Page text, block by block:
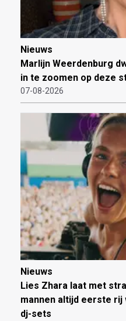
Nieuws
Marlijn Weerdenburg
in te zoomen op deze
07-08-2026
Nieuws
Lies Zhara laat met
mannen altijd eerste rij
dj-sets